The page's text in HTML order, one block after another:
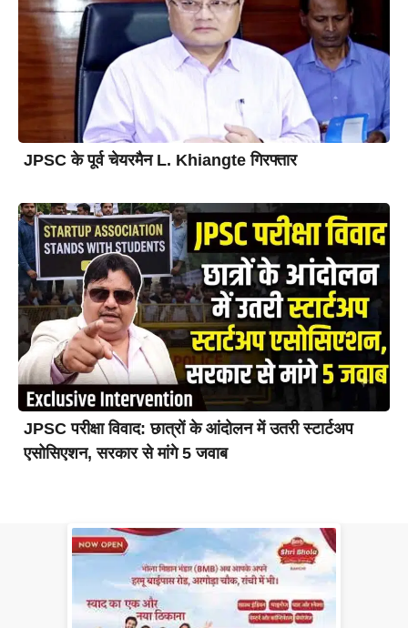
JPSC के पूर्व चेयरमैन L. Khiangte गिरफ्तार
JPSC परीक्षा विवाद: छात्रों के आंदोलन में उतरी स्टार्टअप
एसोसिएशन, सरकार से मांगे 5 जवाब